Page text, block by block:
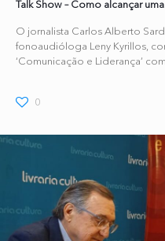
Talk Show – Como alcançar
O jornalista Carlos Alberto
fonoaudióloga Leny Kyrillos,
‘Comunicação e Liderança’
0